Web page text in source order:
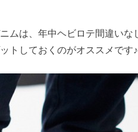
ムは、年中ヘビロテ間違い
トしておくのがオススメです♪